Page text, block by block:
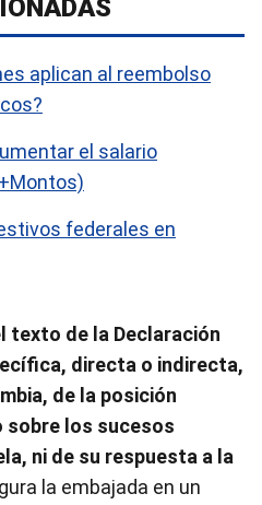
aplican al reembolso
el salario
federales en
texto de la Declaración
directa o indirecta,
de la posición
sobre los sucesos
ni de su respuesta a la
la embajada en un